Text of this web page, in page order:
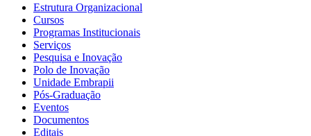
Estrutura Organizacional
Cursos
Programas Institucionais
Serviços
Pesquisa e Inovação
Polo de Inovação
Unidade Embrapii
Pós-Graduação
Eventos
Documentos
Editais